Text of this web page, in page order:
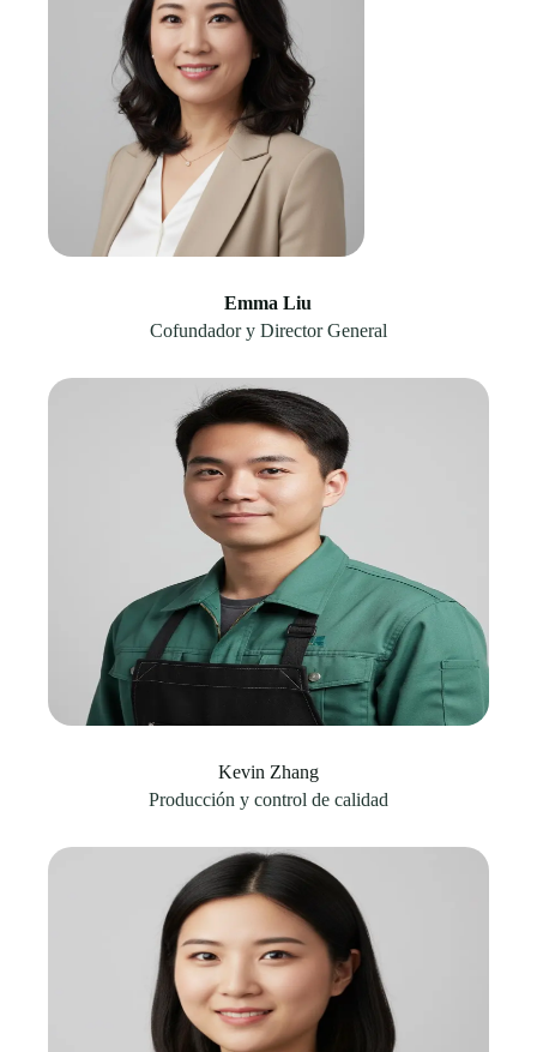
Emma Liu
Cofundador y Director General
Kevin Zhang
Producción y control de calidad